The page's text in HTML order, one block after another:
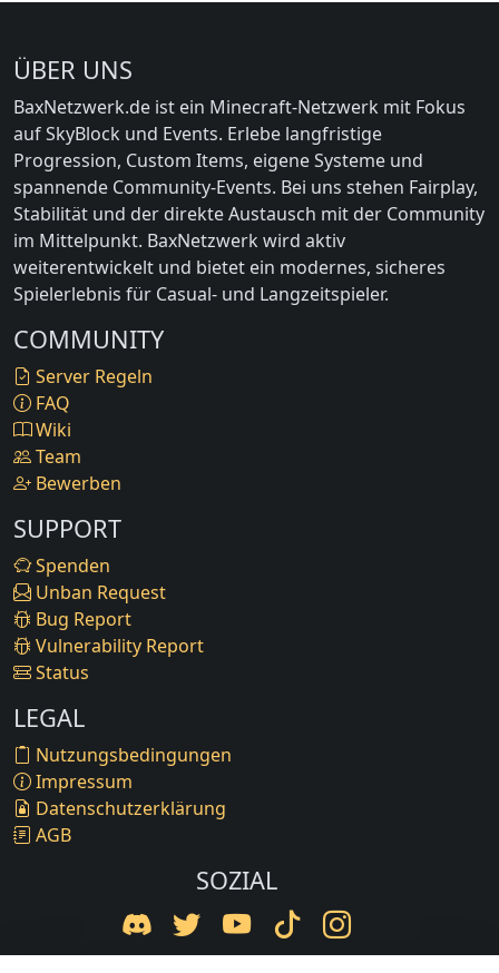
ÜBER UNS
BaxNetzwerk.de ist ein Minecraft-Netzwerk mit Fokus
auf SkyBlock und Events. Erlebe langfristige
Progression, Custom Items, eigene Systeme und
spannende Community-Events. Bei uns stehen Fairplay,
Stabilität und der direkte Austausch mit der Community
im Mittelpunkt. BaxNetzwerk wird aktiv
weiterentwickelt und bietet ein modernes, sicheres
Spielerlebnis für Casual- und Langzeitspieler.
COMMUNITY
Server Regeln
FAQ
Wiki
Team
Bewerben
SUPPORT
Spenden
Unban Request
Bug Report
Vulnerability Report
Status
LEGAL
Nutzungsbedingungen
Impressum
Datenschutzerklärung
AGB
SOZIAL